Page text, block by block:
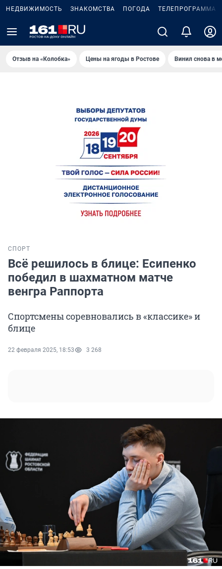
НЕДВИЖИМОСТЬ ЗНАКОМСТВА ПОГОДА ТЕЛЕПРОГРАММА
Отзыв на «Колобка» Цены на ягоды в Ростове Винил снова в
СПОРТ
Всё решилось в блице: Есипенко
победил в шахматном матче
венгра Раппорта
Спортсмены соревновались в «классике» и
блице
22 февраля 2025, 18:53 3 268